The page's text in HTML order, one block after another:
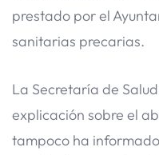
prestado por el
sanitarias precarias.
La Secretaría de
explicación sobre el
tampoco ha